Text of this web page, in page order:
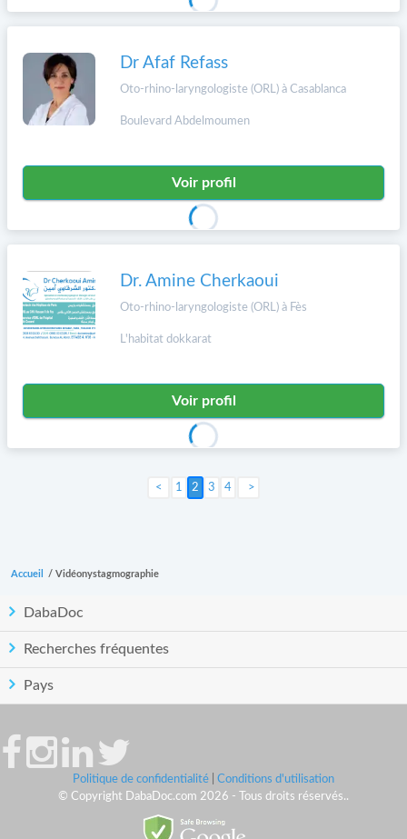
Dr Afaf Refass
Oto-rhino-laryngologiste (ORL) à Casablanca
Boulevard Abdelmoumen
Voir profil
Dr. Amine Cherkaoui
Oto-rhino-laryngologiste (ORL) à Fès
L'habitat dokkarat
Voir profil
1 2 3 4 Suivant >
Accueil / Vidéonystagmographie
DabaDoc
Recherches fréquentes
Pays
Politique de confidentialité
Conditions d'utilisation
© Copyright DabaDoc.com 2026 - Tous droits réservés..